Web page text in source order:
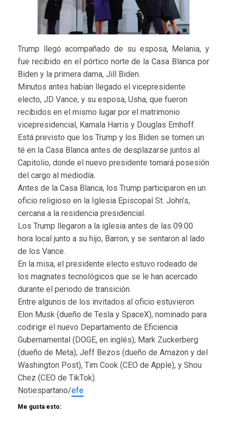
Trump llegó acompañado de su esposa, Melania, y
fue recibido en el pórtico norte de la Casa Blanca por
Biden y la primera dama, Jill Biden.
Minutos antes habían llegado el vicepresidente
electo, JD Vance, y su esposa, Usha, que fueron
recibidos en el mismo lugar por el matrimonio
vicepresidencial, Kamala Harris y Douglas Emhoff.
Está previsto que los Trump y los Biden se tomen un
té en la Casa Blanca antes de desplazarse juntos al
Capitolio, donde el nuevo presidente tomará posesión
del cargo al mediodía.
Antes de la Casa Blanca, los Trump participaron en un
oficio religioso en la Iglesia Episcopal St. John’s,
cercana a la residencia presidencial.
Los Trump llegaron a la iglesia antes de las 09:00
hora local junto a su hijo, Barron; y se sentaron al lado
de los Vance.
En la misa, el presidente electo estuvo rodeado de
los magnates tecnológicos que se le han acercado
durante el periodo de transición.
Entre algunos de los invitados al oficio estuvieron
Elon Musk (dueño de Tesla y SpaceX), nominado para
codirigir el nuevo Departamento de Eficiencia
Gubernamental (DOGE, en inglés); Mark Zuckerberg
(dueño de Meta); Jeff Bezos (dueño de Amazon y del
Washington Post), Tim Cook (CEO de Apple), y Shou
Chez (CEO de TikTok).
Notiespartano/efe
Me gusta esto: